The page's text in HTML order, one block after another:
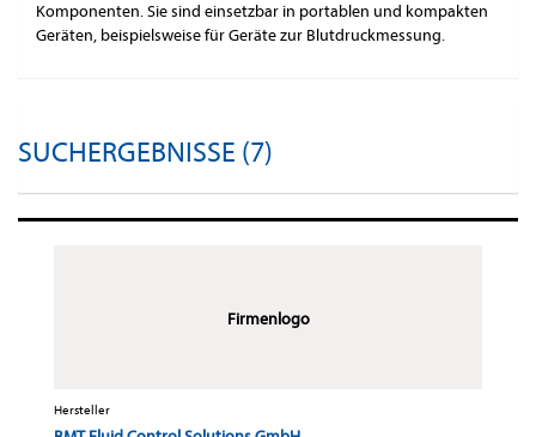
Komponenten. Sie sind einsetzbar in portablen und kompakten
Geräten, beispielsweise für Geräte zur Blutdruckmessung.
SUCHERGEBNISSE (7)
Firmenlogo
Hersteller